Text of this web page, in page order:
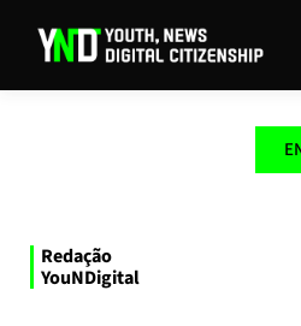
Redação
YouNDigital